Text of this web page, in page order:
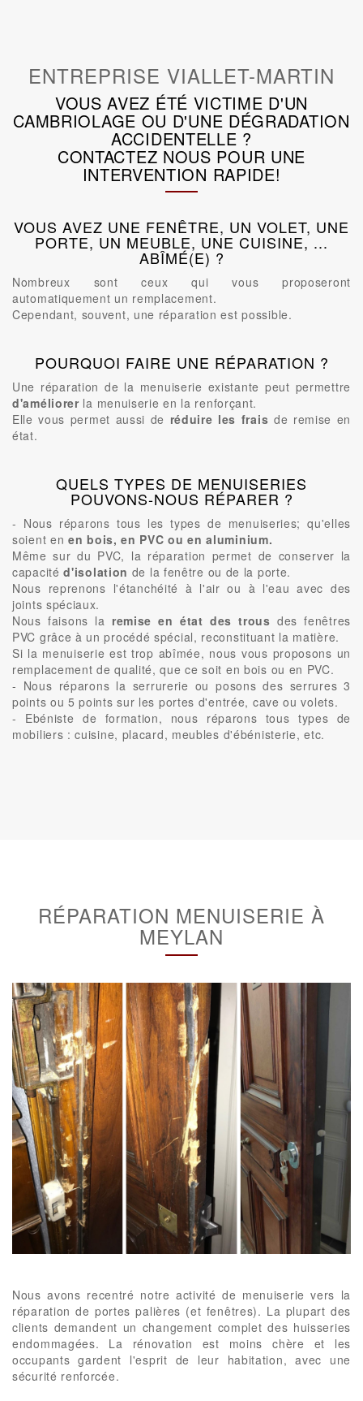
ENTREPRISE VIALLET-MARTIN
VOUS AVEZ ÉTÉ VICTIME D'UN
CAMBRIOLAGE OU D'UNE DÉGRADATION
ACCIDENTELLE ?
CONTACTEZ NOUS POUR UNE
INTERVENTION RAPIDE!
VOUS AVEZ UNE FENÊTRE, UN VOLET, UNE
PORTE, UN MEUBLE, UNE CUISINE, ...
ABÎMÉ(E) ?
Nombreux sont ceux qui vous proposeront
automatiquement un remplacement.
Cependant, souvent, une réparation est possible.
POURQUOI FAIRE UNE RÉPARATION ?
Une réparation de la menuiserie existante peut permettre
d'améliorerla menuiserie en la renforçant.
Elle vous permet aussi de réduire les frais de remise en
état.
QUELS TYPES DE MENUISERIES
POUVONS-NOUS RÉPARER ?
- Nous réparons tous les types de menuiseries; qu'elles
soient en en bois, en PVC ou en aluminium.
Même sur du PVC, la réparation permet de conserver la
capacitéd'isolation de la fenêtre ou de la porte.
Nous reprenons l'étanchéité à l'air ou à l'eau avec des
joints spéciaux.
Nous faisons la remise en état des trous des fenêtres
PVC grâce à un procédé spécial, reconstituant la matière.
Si la menuiserie est trop abîmée, nous vous proposons un
remplacement de qualité, que ce soit en bois ou en PVC.
- Nous réparons la serrurerie ou posons des serrures 3
points ou 5 points sur les portes d'entrée, cave ou volets.
- Ebéniste de formation, nous réparons tous types de
mobiliers : cuisine, placard, meubles d'ébénisterie, etc.
RÉPARATION MENUISERIE À
MEYLAN
Nous avons recentré notre activité de menuiserie vers la
réparation de portes palières (et fenêtres). La plupart des
clients demandent un changement complet des huisseries
endommagées. La rénovation est moins chère et les
occupants gardent l'esprit de leur habitation, avec une
sécurité renforcée.